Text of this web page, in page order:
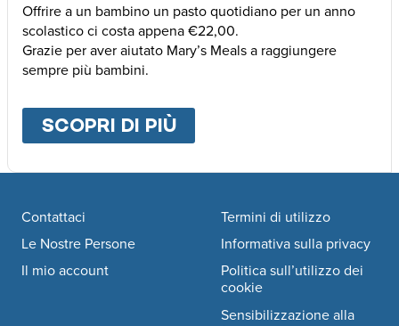
Offrire a un bambino un pasto quotidiano per un anno
scolastico ci costa appena €22,00.
Grazie per aver aiutato Mary’s Meals a raggiungere
sempre più bambini.
SCOPRI DI PIÙABOUT
Footer navigation
Contattaci
Le Nostre Persone
Il mio account
Termini di utilizzo
Informativa sulla privacy
Politica sull’utilizzo dei
cookie
Sensibilizzazione alla